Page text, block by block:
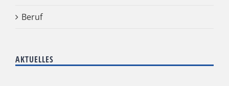
Beruf
AKTUELLES